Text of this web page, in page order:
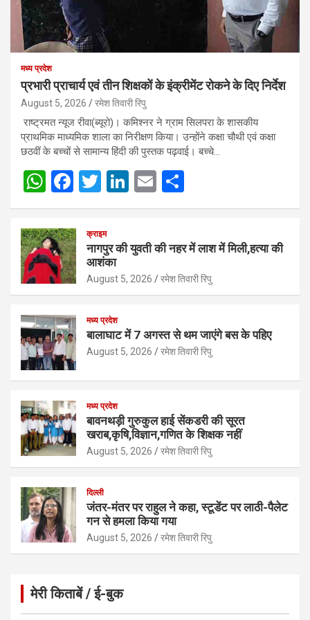
मध्य प्रदेश
प्रभारी प्राचार्य एवं तीन शिक्षकों के इंक्रीमेंट रोकने के दिए निर्देश
August 5, 2026 रमेश तिवारी रिपु
राष्ट्रमत न्यूज रीवा(ब्यूरो)। कमिश्नर ने ग्राम सिलपरा के शासकीय
प्राथमिक माध्यमिक शाला का निरीक्षण किया। उन्होंने कक्षा चौथी एवं कक्षा
छठवीं के बच्चों से सामान्य हिंदी की पुस्तक पढ़वाई। बच्चे…
W
h
at
s
A
p
p
F
a
ce
b
o
o
k
T
wi
tt
er
Li
n
dI
n
E
m h
e
क्राइम
नागपुर की युवती की नहर में लाश में मिली,हत्या की
आशंका
August 5, 2026 रमेश तिवारी रिपु
मध्य प्रदेश
बालाघाट में 7 अगस्त से थम जाएंगे बस के पहिए
August 5, 2026 रमेश तिवारी रिपु
मध्य प्रदेश
बावनथड़ी गुरुकुल हाई सेंकडरी की सूरत
खराब,कृषि,विज्ञान,गणित के शिक्षक नहीं
August 5, 2026 रमेश तिवारी रिपु
दिल्ली
जंतर-मंतर पर राहुल ने कहा, स्टूडेंट पर लाठी-पैलेट
गन से हमला किया गया
August 5, 2026 रमेश तिवारी रिपु
मेरी किताबें / ई-बुक